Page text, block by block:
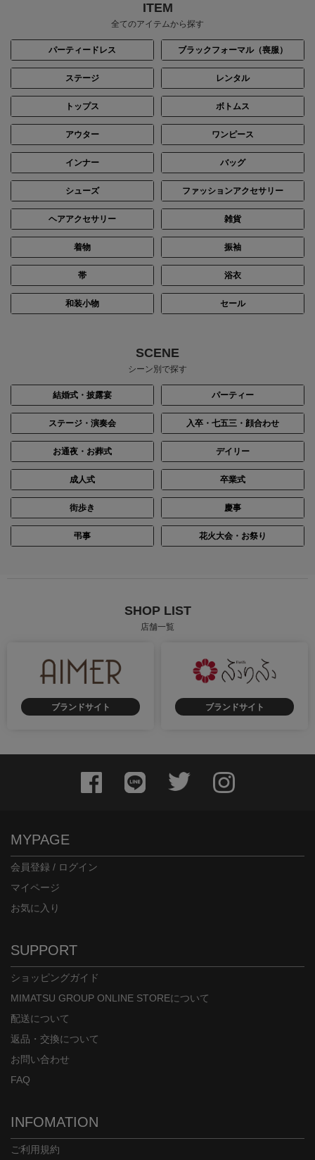
ITEM
全てのアイテムから探す
パーティードレス ブラックフォーマル（喪服）
ステージ レンタル
トップス ボトムス
アウター ワンピース
インナー バッグ
シューズ ファッションアクセサリー
ヘアアクセサリー 雑貨
着物 振袖
帯 浴衣
和装小物 セール
SCENE
シーン別で探す
結婚式・披露宴 パーティー
ステージ・演奏会 入卒・七五三・顔合わせ
お通夜・お葬式 デイリー
成人式 卒業式
街歩き 慶事
弔事 花火大会・お祭り
SHOP LIST
店舗一覧
ブランドサイト ブランドサイト
MYPAGE
会員登録 / ログイン
マイページ
お気に入り
SUPPORT
ショッピングガイド
MIMATSU GROUP ONLINE STOREについて
配送について
返品・交換について
お問い合わせ
FAQ
INFOMATION
ご利用規約